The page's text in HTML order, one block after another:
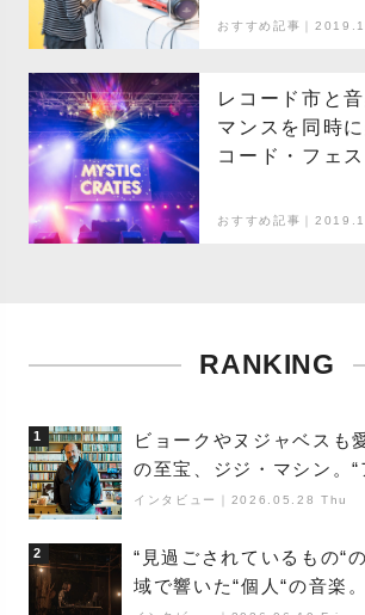
おすすめ記事｜
レコード市と
マンスを同時
コード・フェ
おすすめ記事｜
RANKING
1
ビョークやヌジャベスも
の至宝、ジジ・マシン。“
巨匠”が明かす創作の原点
インタビュー 2026.05.28 Thu
2
“見過ごされているもの
域で響いた“個人“の音楽